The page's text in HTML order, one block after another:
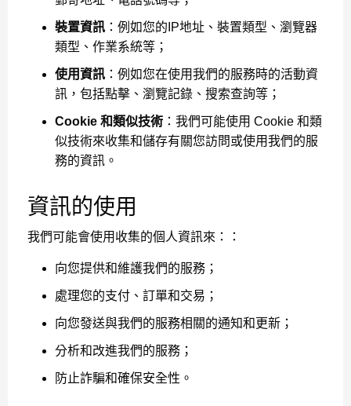
裝置資訊 ：例如您的IP地址、裝置類型、瀏覽器
類型、作業系統等；
使用資訊 ：例如您在使用我們的服務時的活動資
訊，包括點擊、瀏覽記錄、搜索查詢等；
Cookie 和類似技術 ：我們可能使用 Cookie 和類
似技術來收集和儲存有關您訪問或使用我們的服
務的資訊。
資訊的使用
我們可能會使用收集的個人資訊來：：
向您提供和維護我們的服務；
處理您的支付、訂單和交易；
向您發送與我們的服務相關的通知和更新；
分析和改進我們的服務；
防止詐騙和確保安全性。